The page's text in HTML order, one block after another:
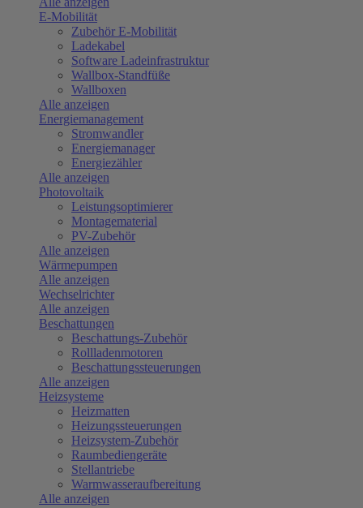
E-Mobilität
Zubehör E-Mobilität
Ladekabel
Software Ladeinfrastruktur
Wallbox-Standfüße
Wallboxen
Alle anzeigen
Energiemanagement
Stromwandler
Energiemanager
Energiezähler
Alle anzeigen
Photovoltaik
Leistungsoptimierer
Montagematerial
PV-Zubehör
Alle anzeigen
Wärmepumpen
Alle anzeigen
Wechselrichter
Alle anzeigen
Beschattungen
Beschattungs-Zubehör
Rollladenmotoren
Beschattungssteuerungen
Alle anzeigen
Heizsysteme
Heizmatten
Heizungssteuerungen
Heizsystem-Zubehör
Raumbediengeräte
Stellantriebe
Warmwasseraufbereitung
Alle anzeigen